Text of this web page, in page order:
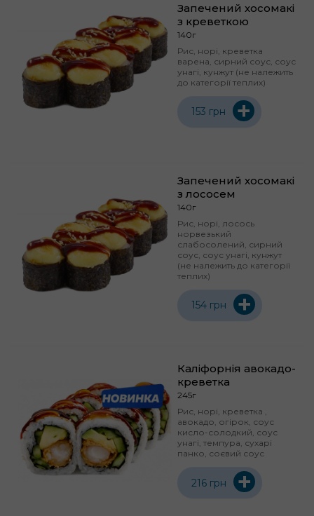
Запечений хосомакі
з креветкою
140г
Рис, норі, креветка
варена, сирний соус, соус
унагі, кунжут (не належить
до категорії теплих)
153 грн +
Запечений хосомакі
з лососем
140г
Рис, норі, лосось
норвезький
слабосолений, сирний
соус, соус унагі, кунжут
(не належить до категорії
теплих)
154 грн +
Каліфорнія авокадо-
креветка
245г
Рис, норі, креветка ,
авокадо, огірок, соус
кисло-солодкий, соус
унагі, темпура, сухарі
панко, соєвий соус
216 грн +